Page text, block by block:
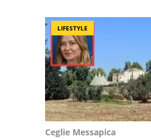
LIFESTYLE
Ceglie Messapica